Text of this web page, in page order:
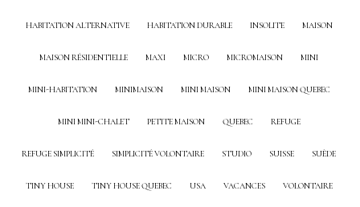
HABITATION ALTERNATIVE HABITATION DURABLE INSOLITE MAISON
MAISON RÉSIDENTIELLE MAXI MICRO MICROMAISON MINI
MINI-HABITATION MINIMAISON MINI MAISON MINI MAISON QUEBEC
MINI MINI-CHALET PETITE MAISON QUEBEC REFUGE
REFUGE SIMPLICITÉ SIMPLICITÉ VOLONTAIRE STUDIO SUISSE SUÈDE
TINY HOUSE TINY HOUSE QUEBEC USA VACANCES VOLONTAIRE